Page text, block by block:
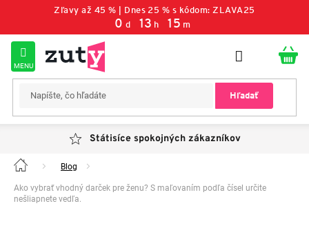
Zľavy až 45 % | Dnes 25 % s kódom: ZLAVA25
0 d 13 h 15 m
Hľadať
Státisíce spokojných zákazníkov
Domov Blog
Ako vybrať vhodný darček pre ženu? S maľovaním podľa čísel určite
nešliapnete vedľa.